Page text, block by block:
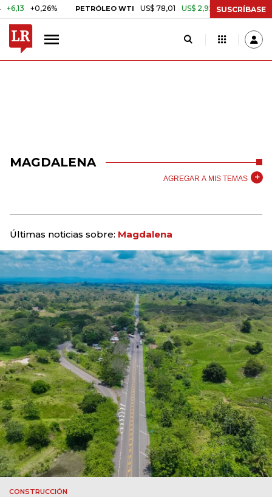
+0,26% PETRÓLEO WTI US$ 78,01 US$ 2,92 +3,89% CAFÉ
SUSCRÍBASE
MAGDALENA
AGREGAR A MIS TEMAS
Últimas noticias sobre: Magdalena
CONSTRUCCIÓN